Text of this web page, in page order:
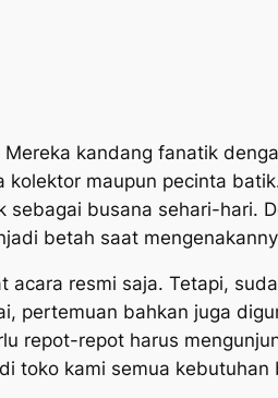
kandang fanatik
maupun pecinta
busana sehari-hari.
betah saat
resmi saja. Tetapi,
pertemuan bahkan juga
repot-repot harus
toko kami semua